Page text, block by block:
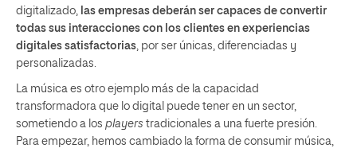
digitalizado,
las empresas deberán ser capaces de convertir
todas sus interacciones con los clientes en experiencias
digitales satisfactorias , por ser únicas, diferenciadas y
personalizadas.
La música es otro ejemplo más de la capacidad
transformadora que lo digital puede tener en un sector,
sometiendo a los players tradicionales a una fuerte presión.
Para empezar, hemos cambiado la forma de consumir música,